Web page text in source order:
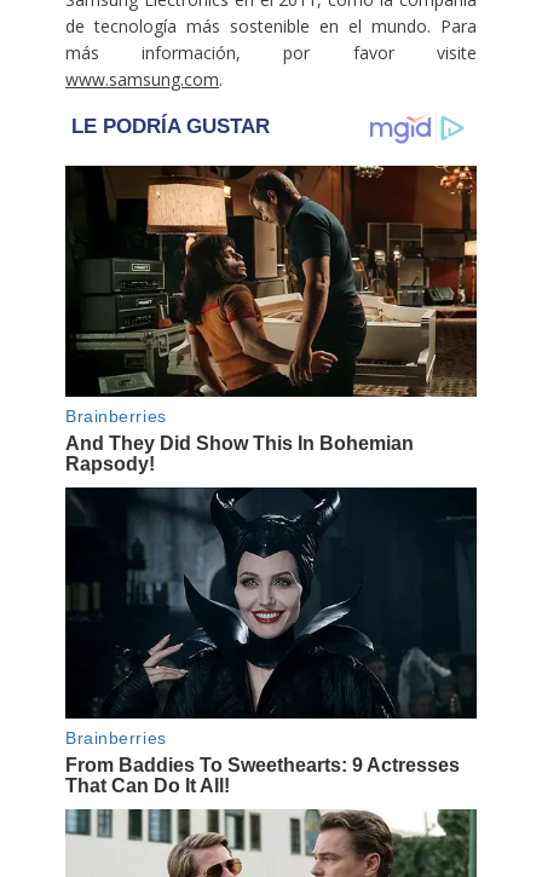
de tecnología más sostenible en el mundo. Para
más información, por favor visite
www.samsung.com.